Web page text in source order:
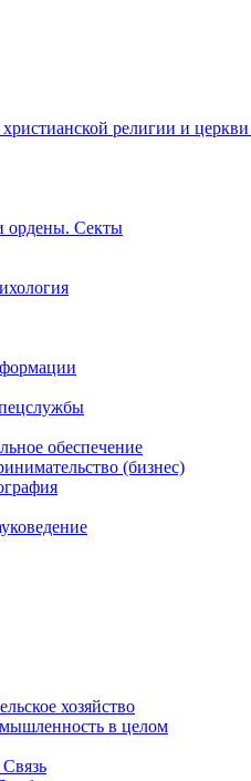
религии и
ордены. Секты
обеспечение
(бизнес)
хозяйство
в целом